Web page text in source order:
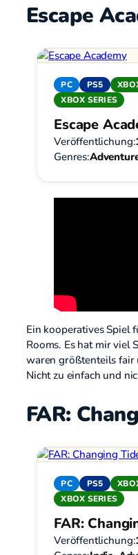
Escape
PC PS5
XBOX SERIES
Escape
Veröffentlichung:
Genres:
Ein kooperatives Spiel
Rooms. Es hat mir viel
waren größtenteils fair
Nicht zu einfach und
FAR:
PC PS5
XBOX SERIES
FAR:
Veröffentlichung: